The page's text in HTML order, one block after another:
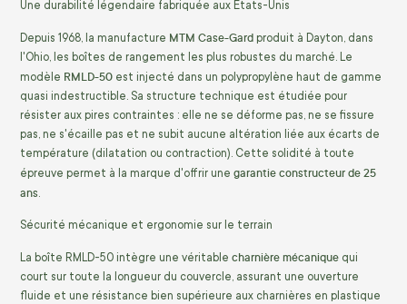
Une durabilité légendaire fabriquée aux États-Unis
Depuis 1968, la manufacture MTM Case-Gard produit à Dayton, dans
l'Ohio, les boîtes de rangement les plus robustes du marché. Le
modèle RMLD-50 est injecté dans un polypropylène haut de gamme
quasi indestructible. Sa structure technique est étudiée pour
résister aux pires contraintes : elle ne se déforme pas, ne se fissure
pas, ne s'écaille pas et ne subit aucune altération liée aux écarts de
température (dilatation ou contraction). Cette solidité à toute
épreuve permet à la marque d'offrir une garantie constructeur de 25
ans.
Sécurité mécanique et ergonomie sur le terrain
La boîte RMLD-50 intègre une véritable charnière mécanique qui
court sur toute la longueur du couvercle, assurant une ouverture
fluide et une résistance bien supérieure aux charnières en plastique